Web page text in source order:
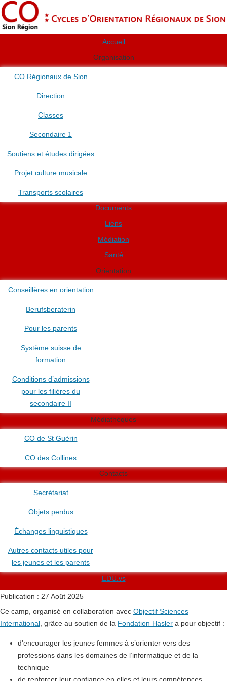
Accueil
Organisation
CO Régionaux de Sion
Direction
Classes
Secondaire 1
Soutiens et études dirigées
Projet culture musicale
Transports scolaires
Documents
Liens
Médiation
Santé
Orientation
Conseillères en orientation
Berufsberaterin
Pour les parents
Système suisse de
formation
Conditions d’admissions
pour les filières du
secondaire II
Médiathèques
CO de St Guérin
CO des Collines
Contacts
Secrétariat
Objets perdus
Échanges linguistiques
Autres contacts utiles pour
les jeunes et les parents
EDU.vs
Publication : 27 Août 2025
Ce camp, organisé en collaboration avec Objectif Sciences
International , grâce au soutien de la Fondation Hasler a pour objectif :
d'encourager les jeunes femmes à s’orienter vers des
professions dans les domaines de l’informatique et de la
technique